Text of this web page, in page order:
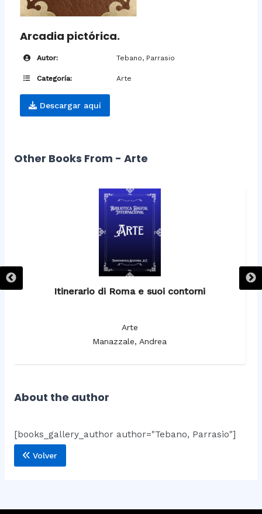
Arcadia pictórica.
Autor: Tebano, Parrasio
Categoría: Arte
Descargar aquí
Other Books From - Arte
Itinerario di Roma e suoi contorni
Arte
Manazzale, Andrea
About the author
[books_gallery_author author="Tebano, Parrasio"]
Volver